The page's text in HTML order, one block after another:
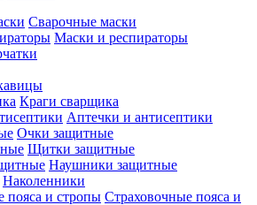
Сварочные маски
Маски и респираторы
Краги сварщика
Аптечки и антисептики
Очки защитные
Щитки защитные
Наушники защитные
Наколенники
Страховочные пояса и